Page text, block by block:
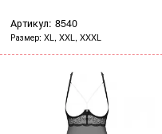
Артикул: 8540
Размер XL, XXL, XXXL